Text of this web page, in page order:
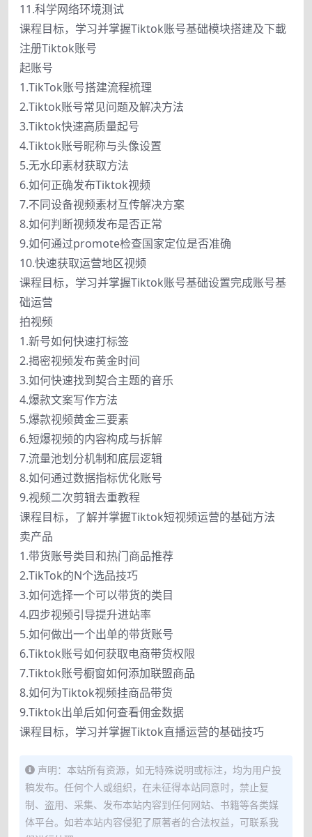
11.科学网络环境测试
课程目标，学习并掌握Tiktok账号基础模块搭建及下載
注册Tiktok账号
起账号
1.TikTok账号搭建流程梳理
2.Tiktok账号常见问题及解决方法
3.Tiktok快速高质量起号
4.Tiktok账号昵称与头像设置
5.无水印素材获取方法
6.如何正确发布Tiktok视频
7.不同设备视频素材互传解决方案
8.如何判断视频发布是否正常
9.如何通过promote检查国家定位是否准确
10.快速获取运营地区视频
课程目标，学习并掌握Tiktok账号基础设置完成账号基
础运营
拍视频
1.新号如何快速打标签
2.揭密视频发布黄金时间
3.如何快速找到契合主题的音乐
4.爆款文案写作方法
5.爆款视频黄金三要素
6.短爆视频的内容构成与拆解
7.流量池划分机制和底层逻辑
8.如何通过数据指标优化账号
9.视频二次剪辑去重教程
课程目标，了解并掌握Tiktok短视频运营的基础方法
卖产品
1.带货账号类目和热门商品推荐
2.TikTok的N个选品技巧
3.如何选择一个可以带货的类目
4.四步视频引导提升进站率
5.如何做出一个出单的带货账号
6.Tiktok账号如何获取电商带货权限
7.Tiktok账号橱窗如何添加联盟商品
8.如何为Tiktok视频挂商品带货
9.Tiktok出单后如何查看佣金数据
课程目标，学习并掌握Tiktok直播运营的基础技巧
声明：本站所有资源，如无特殊说明或标注，均为用户投
稿发布。任何个人或组织，在未征得本站同意时，禁止复
制、盗用、采集、发布本站内容到任何网站、书籍等各类媒
体平台。如若本站内容侵犯了原著者的合法权益，可联系我